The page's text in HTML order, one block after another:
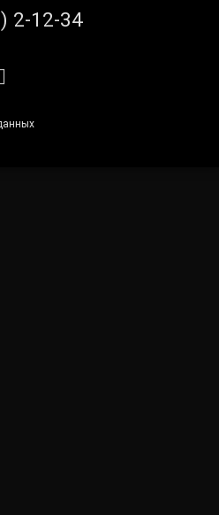
2-12-34
Telegram